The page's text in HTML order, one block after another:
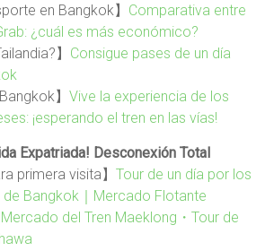
en Bangkok】 Comparativa entre
¿cuál es más económico?
】 Consigue pases de un día
】Vive la experiencia de los
¡esperando el tren en las vías!
Expatriada! Desconexión Total
primera visita】Tour de un día por los
Bangkok｜Mercado Flotante
del Tren Maeklong・Tour de